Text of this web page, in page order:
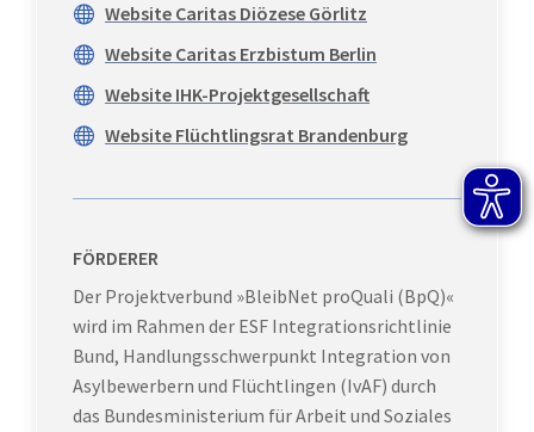
 Website Caritas Diözese Görlitz
 Website Caritas Erzbistum Berlin
 Website IHK-Projektgesellschaft
 Website Flüchtlingsrat Brandenburg
FÖRDERER
Der Projektverbund »BleibNet proQuali (BpQ)«
wird im Rahmen der ESF Integrationsrichtlinie
Bund, Handlungsschwerpunkt Integration von
Asylbewerbern und Flüchtlingen (IvAF) durch
das Bundesministerium für Arbeit und Soziales